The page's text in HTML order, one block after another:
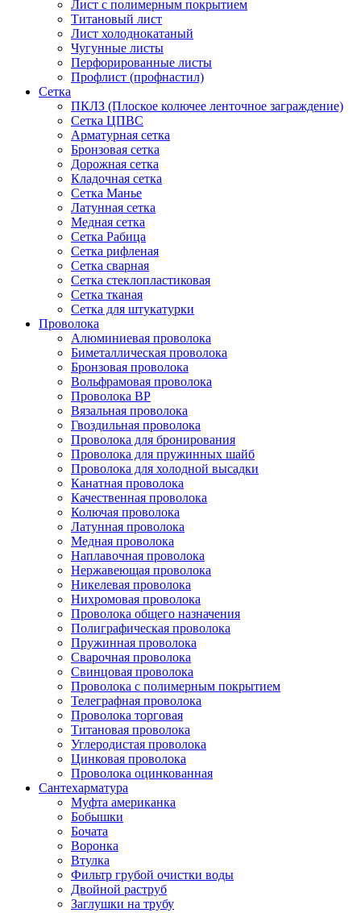
Лист с полимерным покрытием
Титановый лист
Лист холоднокатаный
Чугунные листы
Перфорированные листы
Профлист (профнастил)
Сетка
ПКЛЗ (Плоское колючее ленточное заграждение)
Сетка ЦПВС
Арматурная сетка
Бронзовая сетка
Дорожная сетка
Кладочная сетка
Сетка Манье
Латунная сетка
Медная сетка
Сетка Рабица
Сетка рифленая
Сетка сварная
Сетка стеклопластиковая
Сетка тканая
Сетка для штукатурки
Проволока
Алюминиевая проволока
Биметаллическая проволока
Бронзовая проволока
Вольфрамовая проволока
Проволока ВР
Вязальная проволока
Гвоздильная проволока
Проволока для бронирования
Проволока для пружинных шайб
Проволока для холодной высадки
Канатная проволока
Качественная проволока
Колючая проволока
Латунная проволока
Медная проволока
Наплавочная проволока
Нержавеющая проволока
Никелевая проволока
Нихромовая проволока
Проволока общего назначения
Полиграфическая проволока
Пружинная проволока
Сварочная проволока
Свинцовая проволока
Проволока с полимерным покрытием
Телеграфная проволока
Проволока торговая
Титановая проволока
Углеродистая проволока
Цинковая проволока
Проволока оцинкованная
Сантехарматура
Муфта американка
Бобышки
Бочата
Воронка
Втулка
Фильтр грубой очистки воды
Двойной раструб
Заглушки на трубу